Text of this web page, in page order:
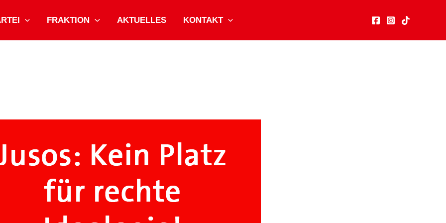
FRAKTION AKTUELLES KONTAKT